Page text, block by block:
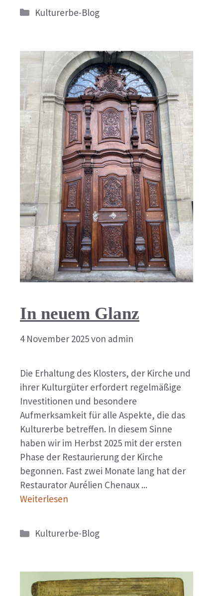
Kategorien
Kulturerbe-Blog
In neuem Glanz
4 November 2025von admin
Die Erhaltung des Klosters, der Kirche und
ihrer Kulturgüter erfordert regelmäßige
Investitionen und besondere
Aufmerksamkeit für alle Aspekte, die das
Kulturerbe betreffen. In diesem Sinne
haben wir im Herbst 2025 mit der ersten
Phase der Restaurierung der Kirche
begonnen. Fast zwei Monate lang hat der
Restaurator Aurélien Chenaux ...
Weiterlesen
Kategorien
Kulturerbe-Blog